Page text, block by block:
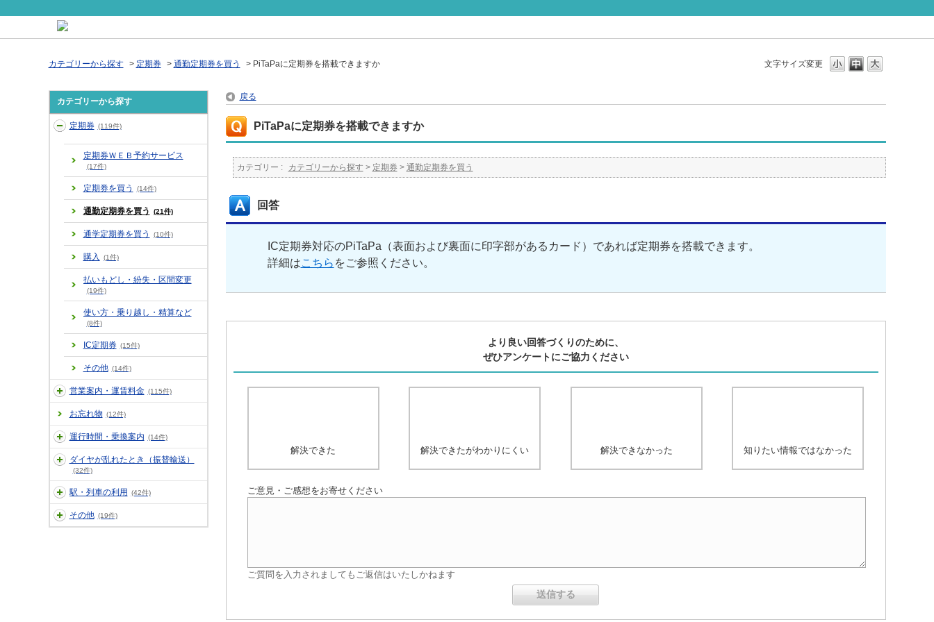
文字サイズ変更
カテゴリーから探す > 定期券 > 通勤定期券を買う > PiTaPaに定期券を搭載できますか
カテゴリーから探す
定期券 (119件)
定期券ＷＥＢ予約サービス
(17件)
定期券を買う (14件)
通勤定期券を買う (21件)
通学定期券を買う (10件)
購入 (1件)
払いもどし・紛失・区間変更
(19件)
使い方・乗り越し・精算など
(8件)
IC定期券 (15件)
その他 (14件)
営業案内・運賃料金 (115件)
お忘れ物 (12件)
運行時間・乗換案内 (14件)
ダイヤが乱れたとき（振替輸送）
(32件)
駅・列車の利用 (42件)
その他 (19件)
戻る
PiTaPaに定期券を搭載できますか
カテゴリー : カテゴリーから探す > 定期券 > 通勤定期券を買う
回答
IC定期券対応のPiTaPa（表面および裏面に印字部があるカード）であれば定期券を搭載できます。
詳細はこちら をご参照ください。
より良い回答づくりのために、
ぜひアンケートにご協力ください
解決できた 解決できたがわかりにくい 解決できなかった 知りたい情報ではなかった
ご意見・ご感想をお寄せください
ご質問を入力されましてもご返信はいたしかねます